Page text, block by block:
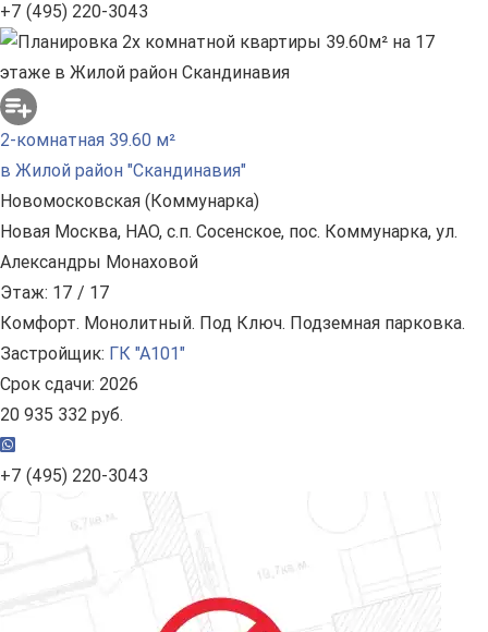
+7 (495) 220-3043
2-комнатная 39.60 м²
в Жилой район "Скандинавия"
Новомосковская (Коммунарка)
Новая Москва, НАО, с.п. Сосенское, пос. Коммунарка, ул.
Александры Монаховой
Этаж: 17 / 17
Комфорт. Монолитный. Под Ключ. Подземная парковка.
Застройщик: ГК "А101"
Срок сдачи: 2026
20 935 332 руб.
+7 (495) 220-3043